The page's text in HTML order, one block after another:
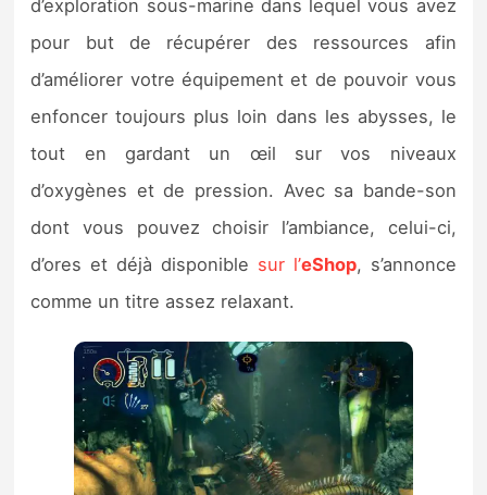
d’exploration sous-marine dans lequel vous avez
pour but de récupérer des ressources afin
d’améliorer votre équipement et de pouvoir vous
enfoncer toujours plus loin dans les abysses, le
tout en gardant un œil sur vos niveaux
d’oxygènes et de pression. Avec sa bande-son
dont vous pouvez choisir l’ambiance, celui-ci,
d’ores et déjà disponible sur l’eShop, s’annonce
comme un titre assez relaxant.